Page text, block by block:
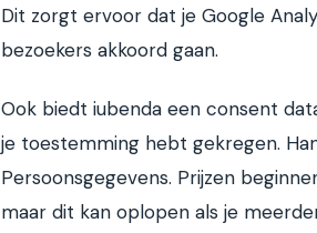
Dit zorgt ervoor dat je Google
bezoekers akkoord gaan.
Ook biedt iubenda een consent
je toestemming hebt gekregen.
Persoonsgegevens. Prijzen
maar dit kan oplopen als je